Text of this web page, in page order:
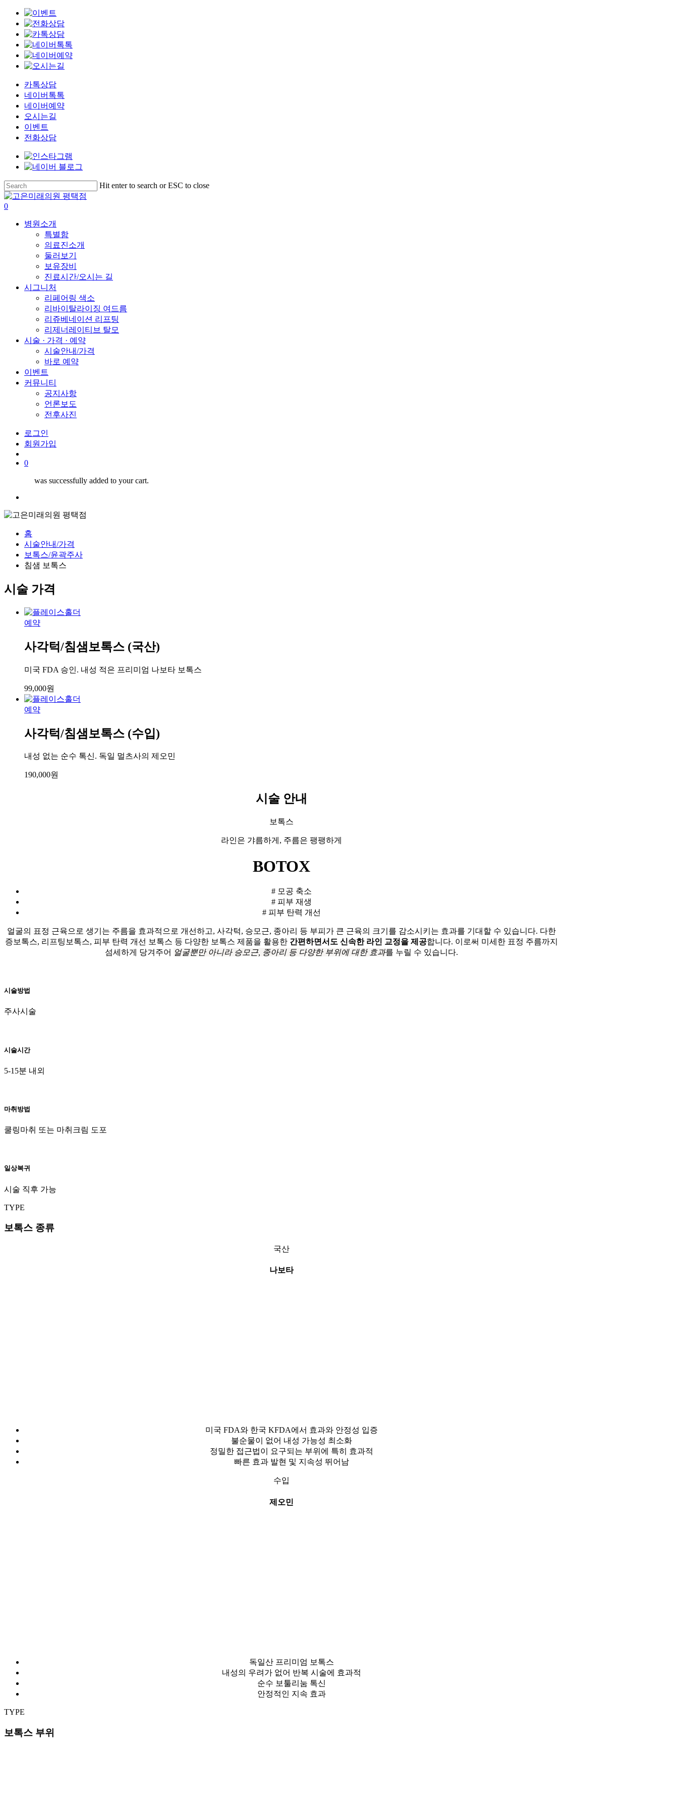
카톡상담
네이버톡톡
네이버예약
오시는길
이벤트
전화상담
Skip
to
main
content
Hit enter to search or ESC to close
Close
Search
search
0
병원소개
특별함
의료진소개
둘러보기
보유장비
진료시간/오시는 길
시그니처
리페어링 색소
리바이탈라이징 여드름
리쥬베네이션 리프팅
리제너레이티브 탈모
시술 · 가격 · 예약
시술안내/가격
바로 예약
이벤트
커뮤니티
공지사항
언론보도
전후사진
로그인
회원가입
0
was successfully added to your cart.
홈
시술안내/가격
보톡스/윤곽주사
침샘 보톡스
시술 가격
예약
사각턱/침샘보톡스 (국산)
미국 FDA 승인. 내성 적은 프리미엄 나보타 보톡스
99,000원
예약
사각턱/침샘보톡스 (수입)
내성 없는 순수 톡신. 독일 멀츠사의 제오민
190,000원
시술 안내
보톡스
라인은 갸름하게, 주름은 팽팽하게
BOTOX
# 모공 축소
# 피부 재생
# 피부 탄력 개선
얼굴의 표정 근육으로 생기는 주름을 효과적으로 개선하고, 사각턱, 승모근, 종아리 등 부피가 큰 근육의 크기를 감소시키는 효과를 기대할 수 있습니다. 다한
증보톡스, 리프팅보톡스, 피부 탄력 개선 보톡스 등 다양한 보톡스 제품을 활용한 간편하면서도 신속한 라인 교정을 제공합니다. 이로써 미세한 표정 주름까지
섬세하게 당겨주어 얼굴뿐만 아니라 승모근, 종아리 등 다양한 부위에 대한 효과를 누릴 수 있습니다.
시술방법
주사시술
시술시간
5-15분 내외
마취방법
쿨링마취 또는 마취크림 도포
일상복귀
시술 직후 가능
TYPE
보톡스 종류
국산
나보타
미국 FDA와 한국 KFDA에서 효과와 안정성 입증
불순물이 없어 내성 가능성 최소화
정밀한 접근법이 요구되는 부위에 특히 효과적
빠른 효과 발현 및 지속성 뛰어남
수입
제오민
독일산 프리미엄 보톡스
내성의 우려가 없어 반복 시술에 효과적
순수 보툴리눔 톡신
안정적인 지속 효과
TYPE
보톡스 부위